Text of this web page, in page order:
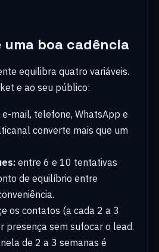
uma boa cadência
equilibra quatro variáveis.
e ao seu público:
mail, telefone, WhatsApp e
converte mais que um
entre 6 e 10 tentativas
de equilíbrio entre
os contatos (a cada 2 a 3
presença sem sufocar o lead.
de 2 a 3 semanas é